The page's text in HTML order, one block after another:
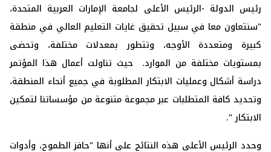
رئيس الدولة -الرئيس الأعلى لجامعة الإمارات العربية المتحدة،
"سنتعاون معا في سبيل تحقيق غايات التعليم العالي في منطقة
كبيرة ومتعددة الأوجه، وتتطور بمعدلات مختلفة، وتحضى
بمستويات مختلفة من الموارد. حيث تناولت أعمال هذا المؤتمر
دراسة أشكال وعمليات الابتكار المطلوبة في جميع أنحاء المنطقة،
وتحديد كافة المتطلبات عبر مجموعة متنوعة من مؤسساتنا لتمكين
الابتكار ".
وحدد الرئيس الأعلى هذه النتائج على أنها "حافز الطموح، وأدوات